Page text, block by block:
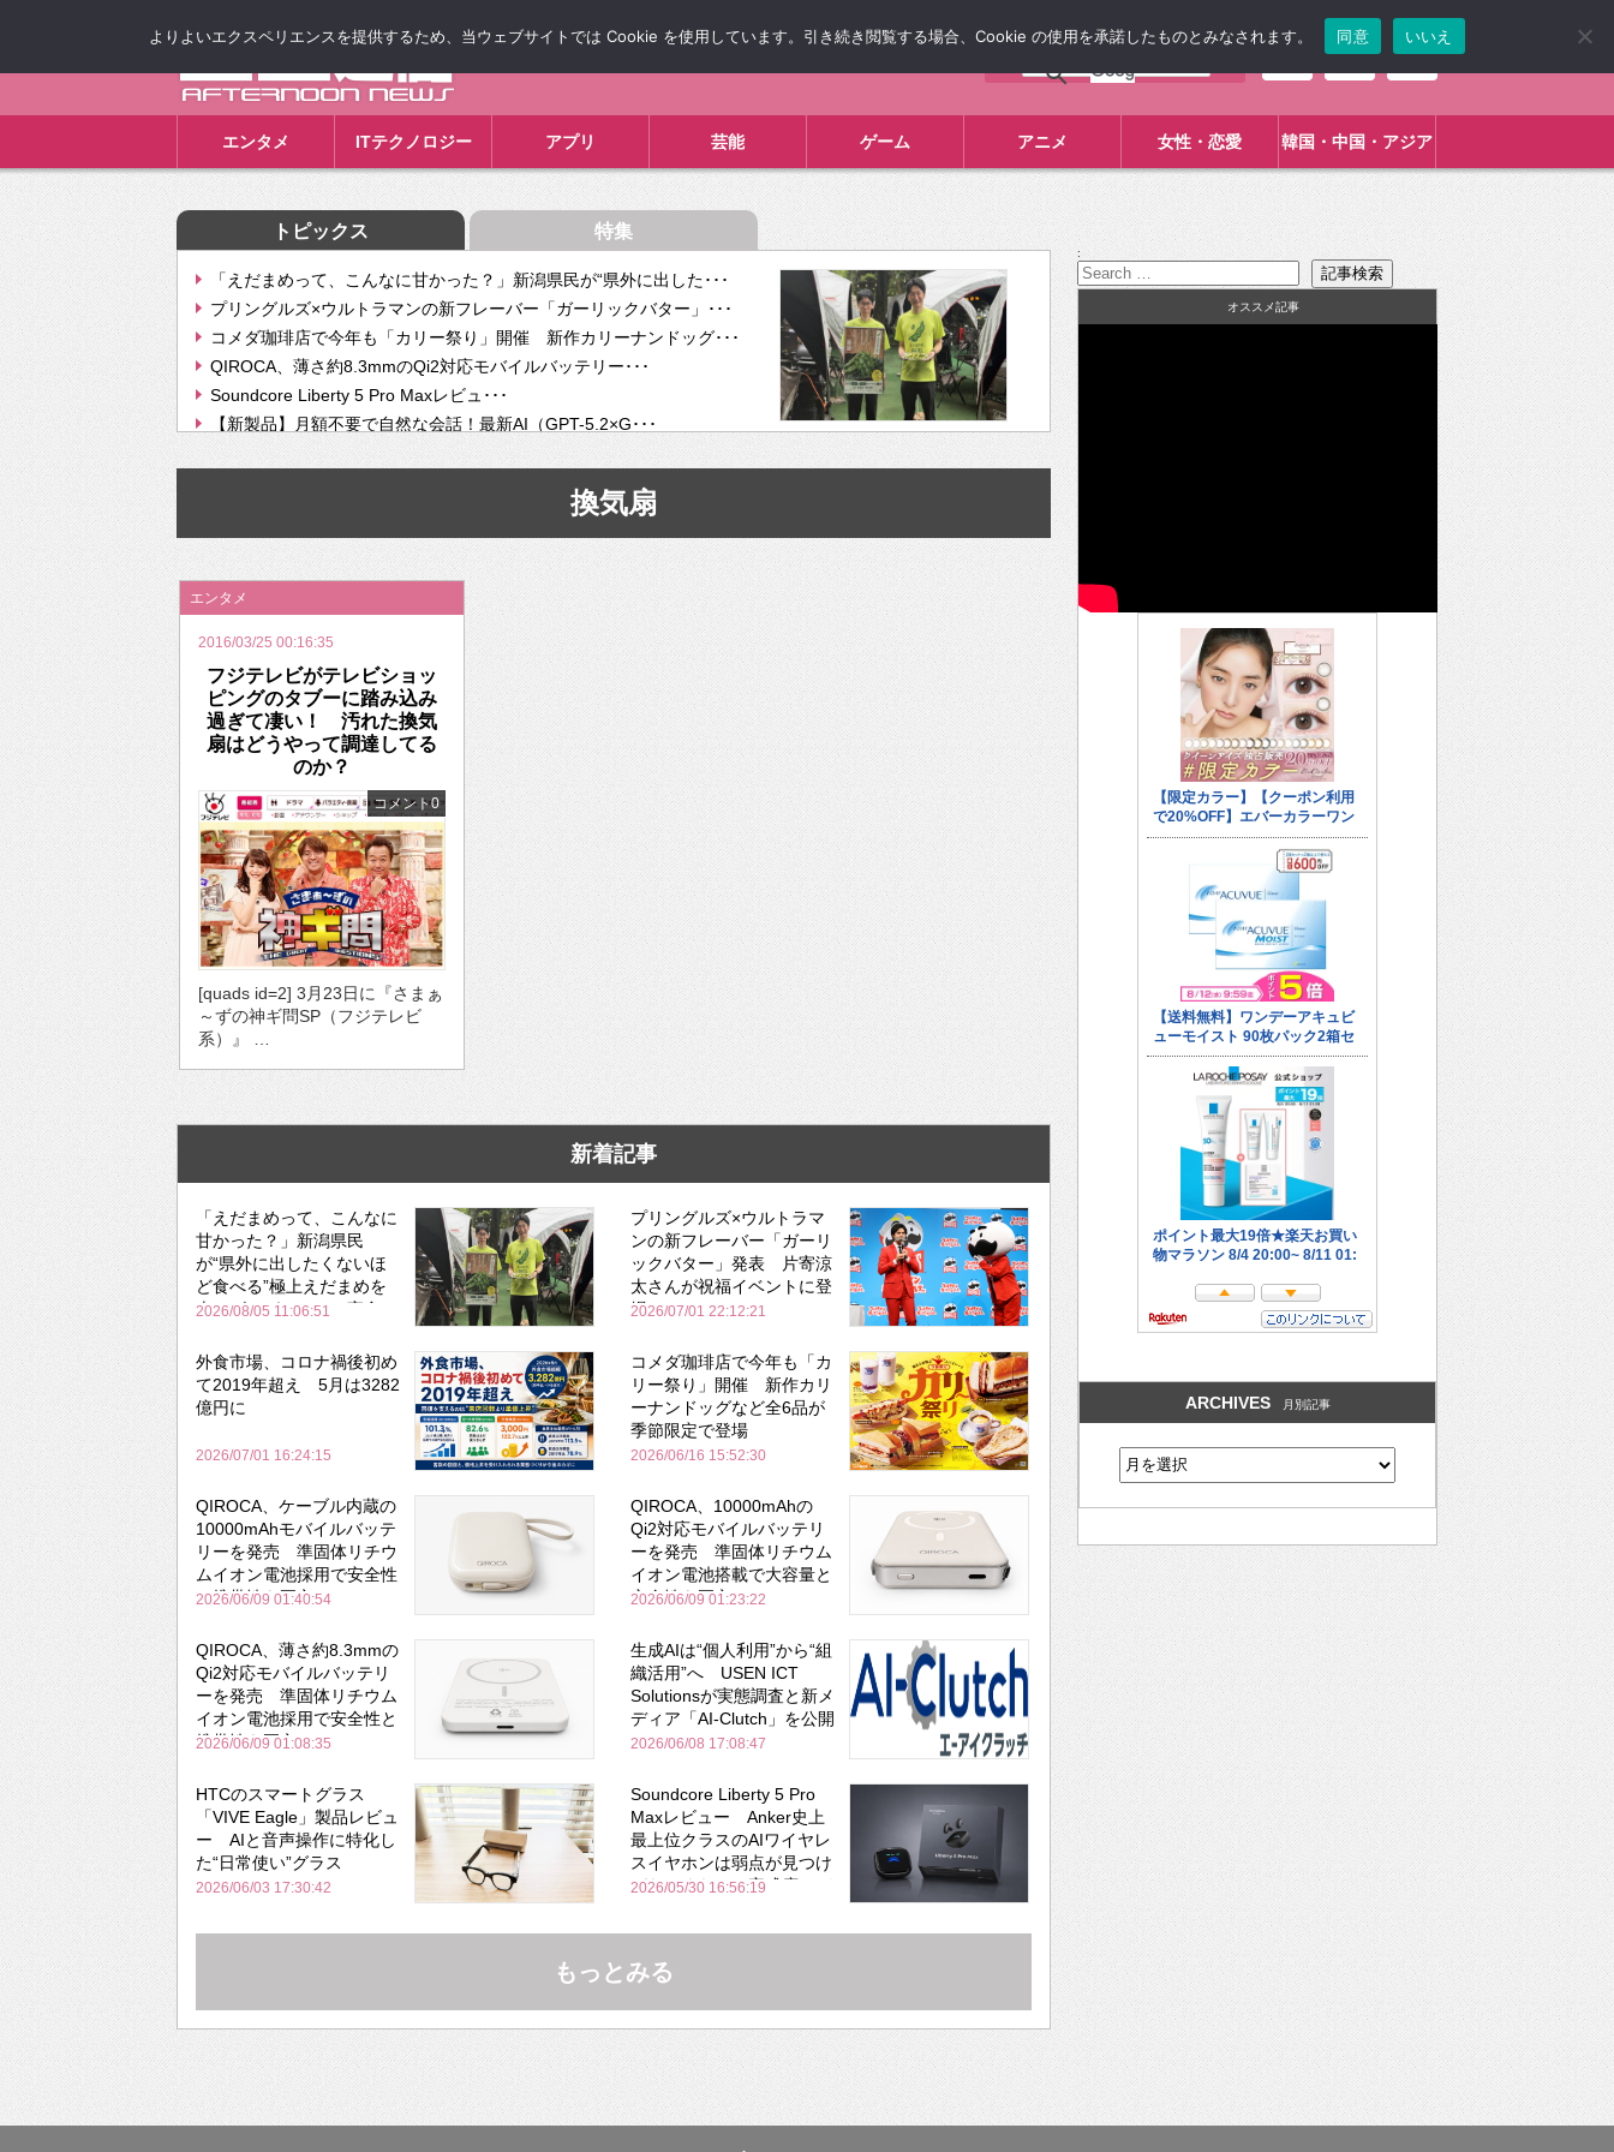
エンタメ ITテクノロジー アプリ 芸能 ゲーム アニメ 女性・恋愛 韓国・中国・アジア
トピックス 特集
「えだまめって、こんなに甘かった？」新潟県民が“県外に出した･･･
プリングルズ×ウルトラマンの新フレーバー「ガーリックバター」･･･
コメダ珈琲店で今年も「カリー祭り」開催 新作カリーナンドッグ･･･
QIROCA、薄さ約8.3mmのQi2対応モバイルバッテリー･･･
Soundcore Liberty 5 Pro Maxレビュ･･･
【新製品】月額不要で自然な会話！最新AI（GPT-5.2×G･･･
【次世代の没入感と生産性】VITURE Luma Ultra･･･
挫折率8割の壁をAIで突破。ジャストシステム、”自分が今話し･･･
2026年のバレンタインは「自分で作って、想いを渡す」 TE･･･
換気扇
エンタメ
2016/03/25 00:16:35
フジテレビがテレビショッ
ピングのタブーに踏み込み
過ぎて凄い！ 汚れた換気
扇はどうやって調達してる
のか？
コメント0
[quads id=2] 3月23日に『さまぁ
～ずの神ギ問SP（フジテレビ
系）』 …
新着記事
「えだまめって、こんなに
甘かった？」新潟県民
が“県外に出したくないほ
ど食べる”極上えだまめを
森のビアガーデンで実食
2026/08/05 11:06:51
プリングルズ×ウルトラマ
ンの新フレーバー「ガーリ
ックバター」発表 片寄涼
太さんが祝福イベントに登
場
2026/07/01 22:12:21
外食市場、コロナ禍後初め
て2019年超え 5月は3282
億円に
2026/07/01 16:24:15
コメダ珈琲店で今年も「カ
リー祭り」開催 新作カリ
ーナンドッグなど全6品が
季節限定で登場
2026/06/16 15:52:30
QIROCA、ケーブル内蔵の
10000mAhモバイルバッテ
リーを発売 準固体リチウ
ムイオン電池採用で安全性
と携帯性を両立
2026/06/09 01:40:54
QIROCA、10000mAhの
Qi2対応モバイルバッテリ
ーを発売 準固体リチウム
イオン電池搭載で大容量と
安全性を両立
2026/06/09 01:23:22
QIROCA、薄さ約8.3mmの
Qi2対応モバイルバッテリ
ーを発売 準固体リチウム
イオン電池採用で安全性と
携帯性を両立
2026/06/09 01:08:35
生成AIは“個人利用”から“組
織活用”へ USEN ICT
Solutionsが実態調査と新メ
ディア「AI-Clutch」を公開
2026/06/08 17:08:47
HTCのスマートグラス
「VIVE Eagle」製品レビュ
ー AIと音声操作に特化し
た“日常使い”グラス
2026/06/03 17:30:42
Soundcore Liberty 5 Pro
Maxレビュー Anker史上
最上位クラスのAIワイヤレ
スイヤホンは弱点が見つけ
づらいくらいの完成度にび
Bose並み
2026/05/30 16:56:19
もっとみる
:
オススメ記事
ARCHIVES 月別記事
よりよいエクスペリエンスを提供するため、当ウェブサイトでは Cookie を使用しています。引き続き閲覧する場合、Cookie の使用を承諾したものとみなされます。 同意 いいえ